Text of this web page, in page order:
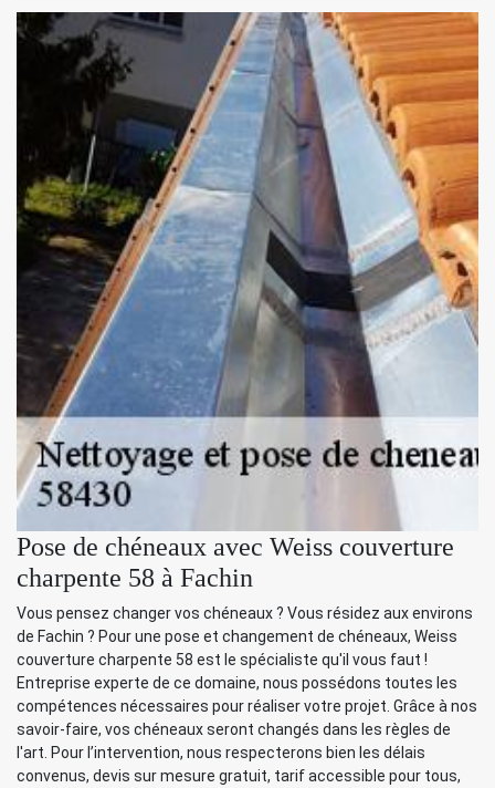
Pose de chéneaux avec Weiss couverture
charpente 58 à Fachin
Vous pensez changer vos chéneaux ? Vous résidez aux environs
de Fachin ? Pour une pose et changement de chéneaux, Weiss
couverture charpente 58 est le spécialiste qu'il vous faut !
Entreprise experte de ce domaine, nous possédons toutes les
compétences nécessaires pour réaliser votre projet. Grâce à nos
savoir-faire, vos chéneaux seront changés dans les règles de
l'art. Pour l’intervention, nous respecterons bien les délais
convenus, devis sur mesure gratuit, tarif accessible pour tous,